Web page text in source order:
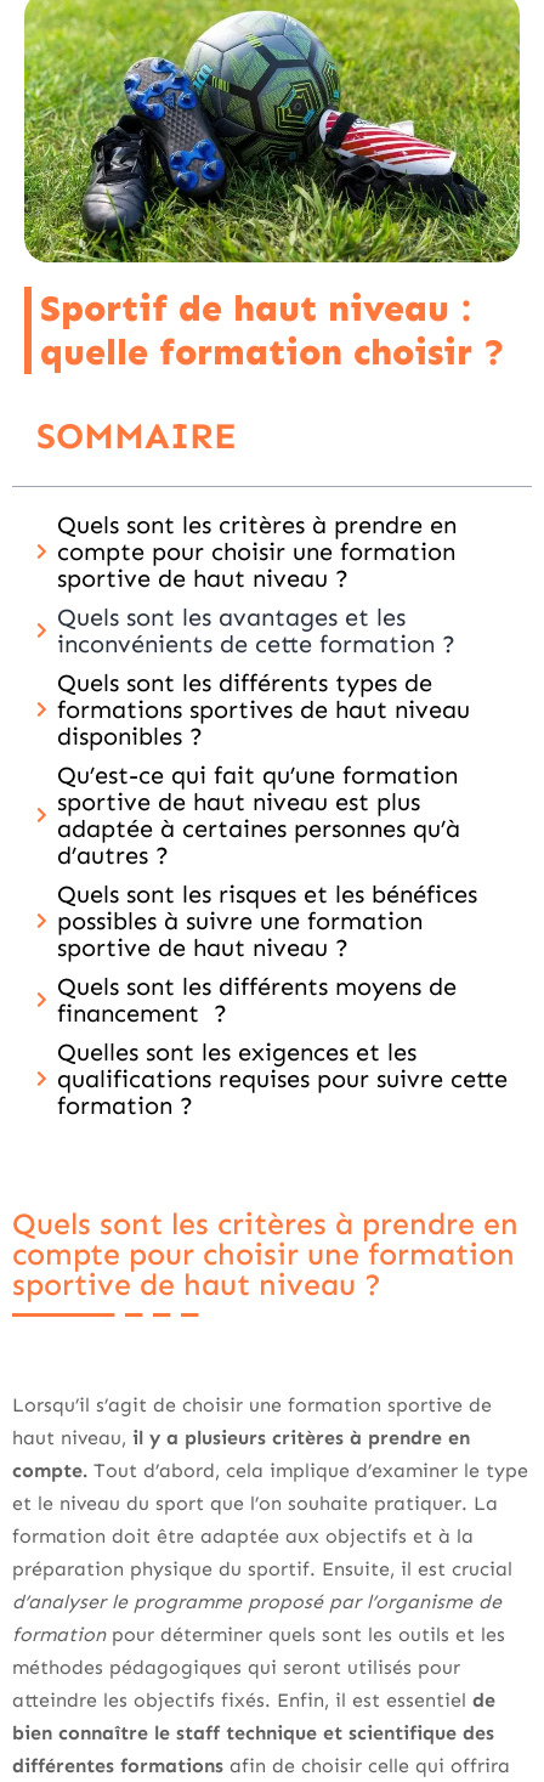
Sportif de haut niveau :
quelle formation choisir ?
SOMMAIRE
Quels sont les critères à prendre en
compte pour choisir une formation
sportive de haut niveau ?
Quels sont les avantages et les
inconvénients de cette formation ?
Quels sont les différents types de
formations sportives de haut niveau
disponibles ?
Qu’est-ce qui fait qu’une formation
sportive de haut niveau est plus
adaptée à certaines personnes qu’à
d’autres ?
Quels sont les risques et les bénéfices
possibles à suivre une formation
sportive de haut niveau ?
Quels sont les différents moyens de
financement ?
Quelles sont les exigences et les
qualifications requises pour suivre cette
formation ?
Quels sont les critères à prendre en
compte pour choisir une formation
sportive de haut niveau ?
Lorsqu’il s’agit de choisir une formation sportive de
haut niveau, il y a plusieurs critères à prendre en
compte. Tout d’abord, cela implique d’examiner le type
et le niveau du sport que l’on souhaite pratiquer. La
formation doit être adaptée aux objectifs et à la
préparation physique du sportif. Ensuite, il est crucial
d’analyser le programme proposé par l’organisme de
formationpour déterminer quels sont les outils et les
méthodes pédagogiques qui seront utilisés pour
atteindre les objectifs fixés. Enfin, il est essentiel de
bien connaître le staff technique et scientifique des
différentes formations afin de choisir celle qui offrira